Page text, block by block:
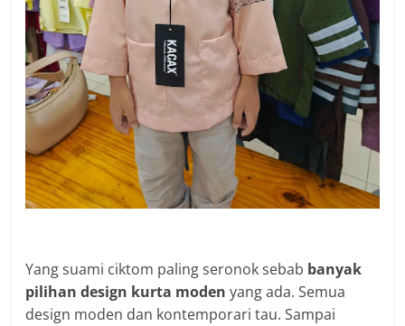
Yang suami ciktom paling seronok sebab banyak
pilihan design kurta moden yang ada. Semua
design moden dan kontemporari tau. Sampai